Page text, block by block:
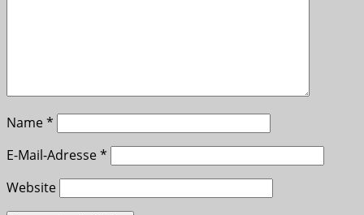
Name*
E-Mail-Adresse*
Website